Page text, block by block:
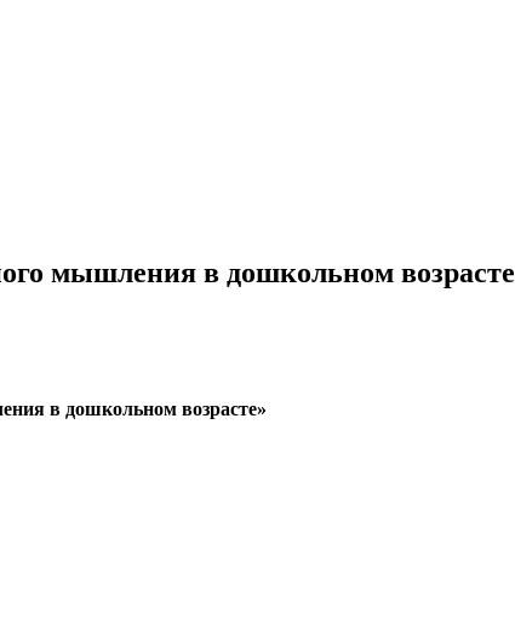
мышления в дошкольном возрасте
в дошкольном возрасте»